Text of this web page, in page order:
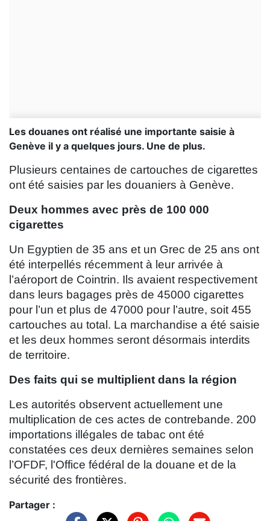
Les douanes ont réalisé une importante saisie à
Genève il y a quelques jours. Une de plus.
Plusieurs centaines de cartouches de cigarettes
ont été saisies par les douaniers à Genève.
Deux hommes avec près de 100 000
cigarettes
Un Egyptien de 35 ans et un Grec de 25 ans ont
été interpellés récemment à leur arrivée à
l’aéroport de Cointrin. Ils avaient respectivement
dans leurs bagages près de 45000 cigarettes
pour l’un et plus de 47000 pour l’autre, soit 455
cartouches au total. La marchandise a été saisie
et les deux hommes seront désormais interdits
de territoire.
Des faits qui se multiplient dans la région
Les autorités observent actuellement une
multiplication de ces actes de contrebande. 200
importations illégales de tabac ont été
constatées ces deux dernières semaines selon
l’OFDF, l'Office fédéral de la douane et de la
sécurité des frontières.
Partager :